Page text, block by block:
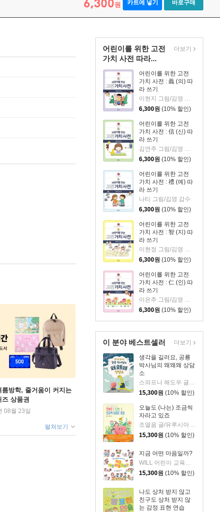
6,300원 카트에 넣기 바로구매
어린이를 위한 고전
가치 사전 따라...
어린이를 위한 고전
가치 사전 : 義 (의) 따
라 쓰기
이현지 그림/김영 감수
6,300원 (10% 할인)
어린이를 위한 고전
가치 사전 : 信 (신) 따
라 쓰기
김연주 그림/김영 감수
6,300원 (10% 할인)
어린이를 위한 고전
가치 사전 : 禮 (예) 따
라 쓰기
나티 그림/김영 감수
6,300원 (10% 할인)
어린이를 위한 고전
가치 사전 : 智 (지) 따
라 쓰기
이현정 그림/김영 감수
6,300원 (10% 할인)
어린이를 위한 고전
가치 사전 : 仁 (인) 따
라 쓰기
이은주 그림/김영 감수
6,300원 (10% 할인)
더보기
이 분야 베스트셀러
생각을 길러요, 공룡
박사님의 왜왜왜 상담
소
스와프나 해도우 글/이팅 리 그림/엠버 오웬 감수/엄혜숙 역
15,300원 (10% 할인)
오늘도 (나는) 조금씩
자라고 있죠
조열음 글/유루시아 그림
15,300원 (10% 할인)
지금 어떤 마음일까?
WILL 어린이 교육연구소 글/스미모토 나나미 그림
15,300원 (10% 할인)
나도 상처 받지 않고
친구도 상처 받지 않
는 감정 표현 연습
더보기
방학, 줄거움이 커지는
상품권
08월 23일
펼쳐보기